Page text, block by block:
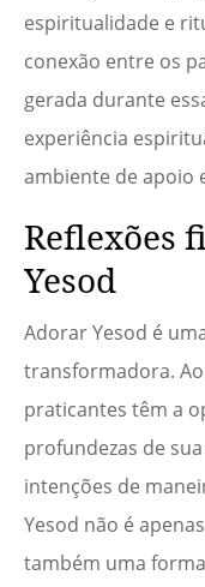
espiritualidade e
conexão entre os
gerada durante
experiência
ambiente de apoio
Reflexões
Yesod
Adorar Yesod é
transformadora.
praticantes têm a
profundezas de
intenções de
Yesod não é
também uma